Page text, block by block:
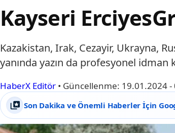
Kayseri
Kazakistan, Irak, Cezayir, Ukrayna,
yanında yazın da profesyonel
HaberX Editör • Güncellenme: 19.01.2024 -
Son Dakika ve Önemli Haberler İçin